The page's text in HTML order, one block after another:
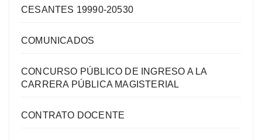
CESANTES 19990-20530
COMUNICADOS
CONCURSO PÚBLICO DE INGRESO A LA
CARRERA PÚBLICA MAGISTERIAL
CONTRATO DOCENTE